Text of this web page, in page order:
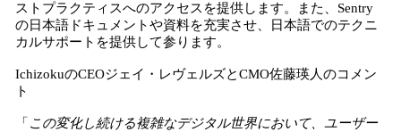
ストプラクティスへのアクセスを提供します。また、Sentry
の日本語ドキュメントや資料を充実させ、日本語でのテクニ
カルサポートを提供して参ります。
IchizokuのCEOジェイ・レヴェルズとCMO佐藤瑛人のコメン
ト
「 この変化し続ける複雑なデジタル世界において、ユーザー